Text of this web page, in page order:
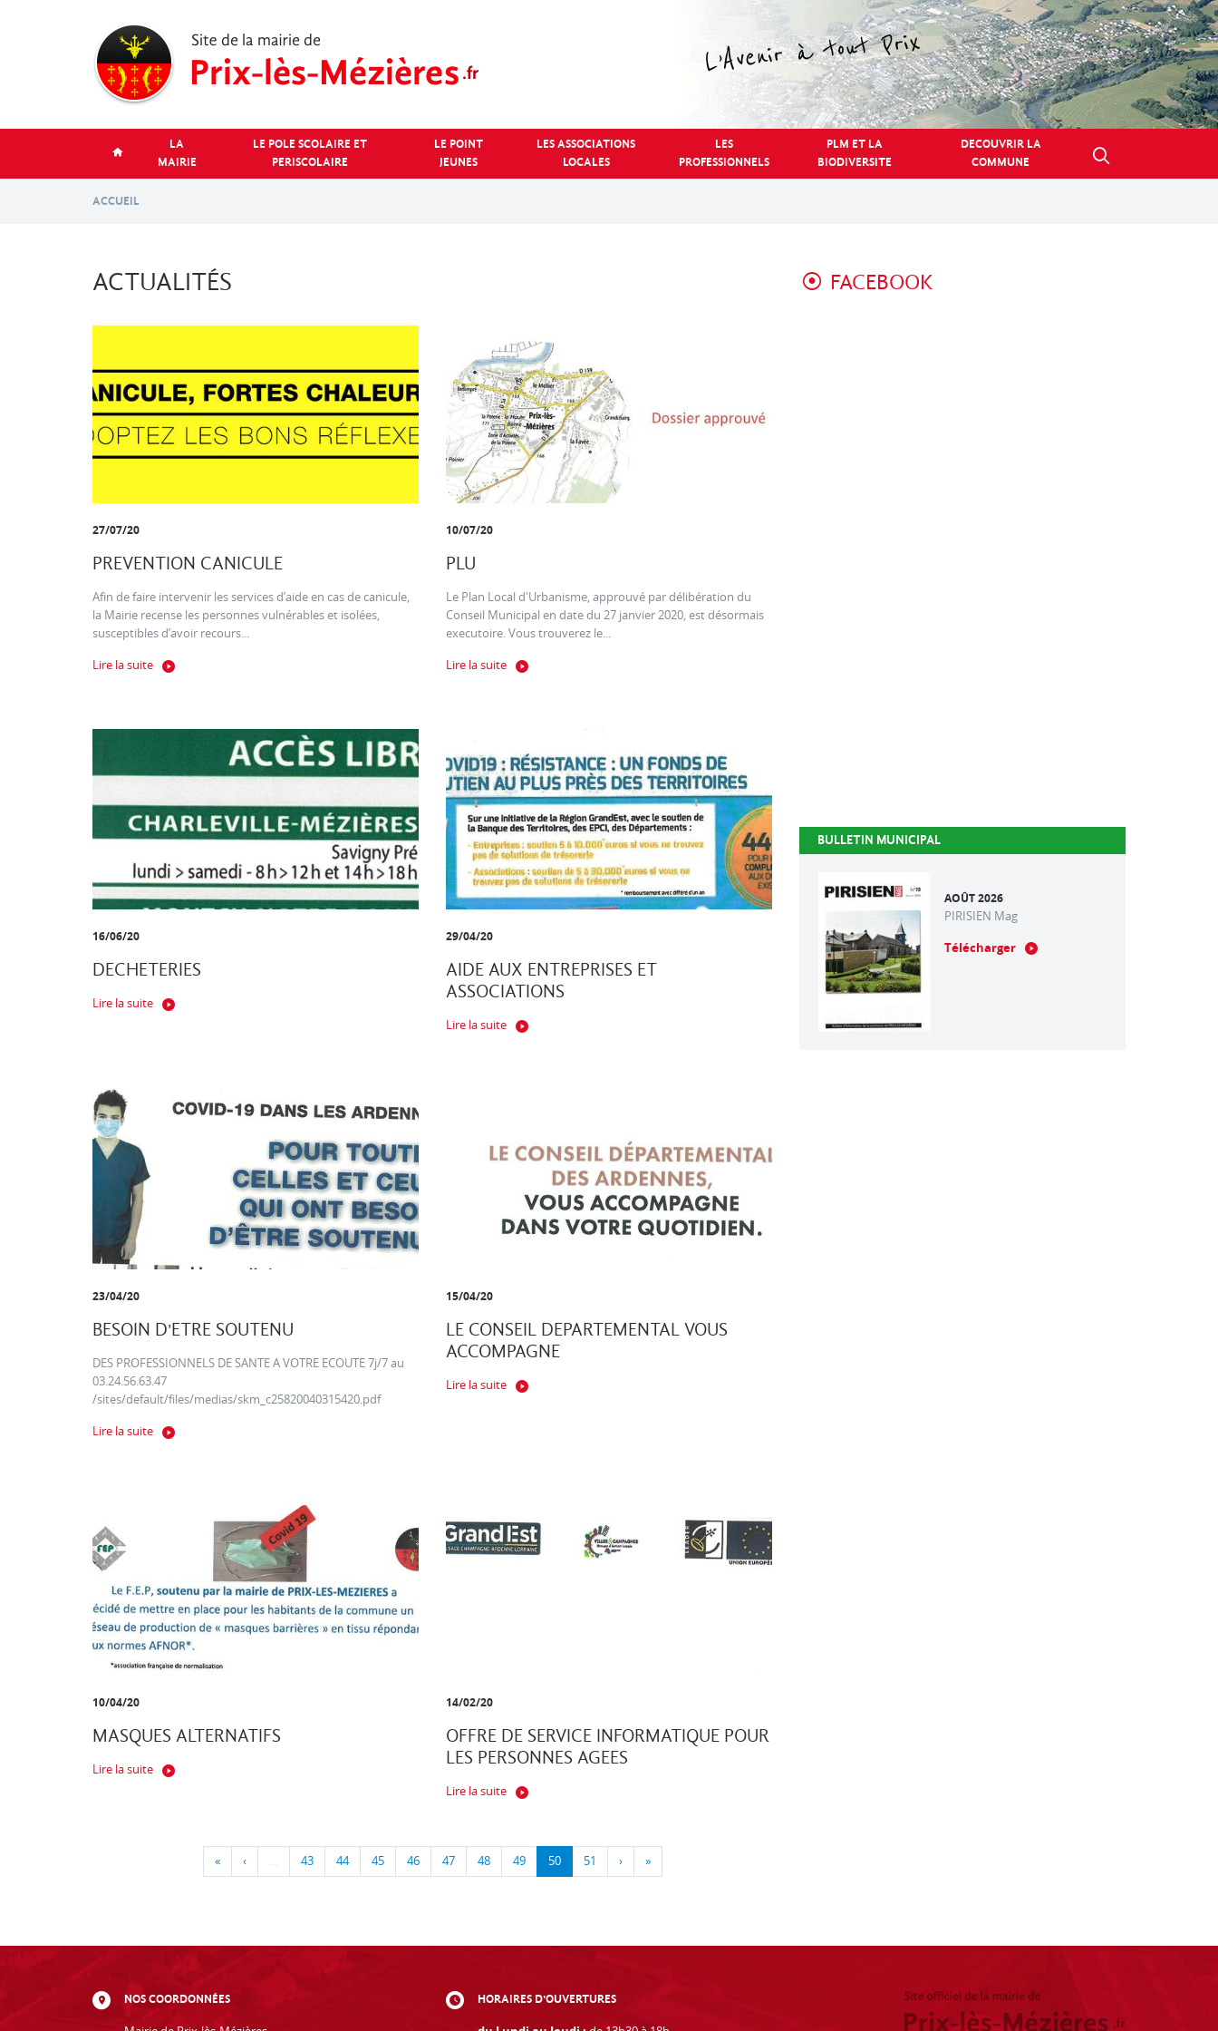
LA
MAIRIE
LE POLE SCOLAIRE ET
PERISCOLAIRE
LE POINT
JEUNES
LES ASSOCIATIONS
LOCALES
LES
PROFESSIONNELS
PLM ET LA
BIODIVERSITE
DECOUVRIR LA
COMMUNE
ACCUEIL
ACTUALITÉS
27/07/20
PREVENTION CANICULE
Afin de faire intervenir les services d’aide en cas de canicule,
la Mairie recense les personnes vulnérables et isolées,
susceptibles d’avoir recours...
Lire la suite
10/07/20
PLU
Le Plan Local d'Urbanisme, approuvé par délibération du
Conseil Municipal en date du 27 janvier 2020, est désormais
executoire. Vous trouverez le...
Lire la suite
16/06/20
DECHETERIES
Lire la suite
29/04/20
AIDE AUX ENTREPRISES ET
ASSOCIATIONS
Lire la suite
23/04/20
BESOIN D'ETRE SOUTENU
DES PROFESSIONNELS DE SANTE A VOTRE ECOUTE 7j/7 au
03.24.56.63.47
/sites/default/files/medias/skm_c25820040315420.pdf
Lire la suite
15/04/20
LE CONSEIL DEPARTEMENTAL VOUS
ACCOMPAGNE
Lire la suite
10/04/20
MASQUES ALTERNATIFS
Lire la suite
14/02/20
OFFRE DE SERVICE INFORMATIQUE POUR
LES PERSONNES AGEES
Lire la suite
« ‹ … 43 44 45 46 47 48 49 50 51 › »
FACEBOOK
BULLETIN MUNICIPAL
AOÛT 2026
PIRISIEN Mag
Télécharger
NOS COORDONNÉES HORAIRES D'OUVERTURES